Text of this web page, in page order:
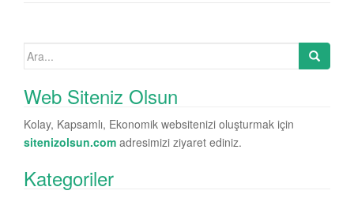
Search for:
Web Siteniz Olsun
Kolay, Kapsamlı, Ekonomik websitenizi oluşturmak için
sitenizolsun.com adresimizi ziyaret ediniz.
Kategoriler